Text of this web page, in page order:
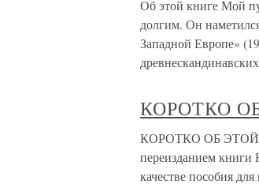
Об этой книге Мой
долгим. Он
Западной Европе»
древнескандинавских
КОРОТКО
КОРОТКО ОБ ЭТОЙ
переизданием
качестве пособия